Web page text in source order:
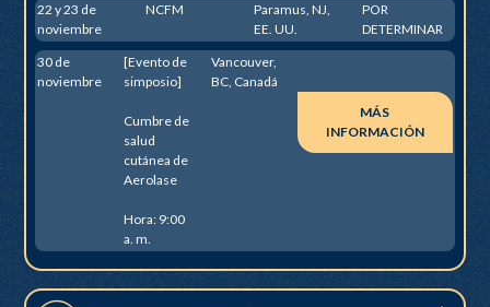
22 y 23 de
noviembre
NCFM
Paramus, NJ,
EE. UU.
POR
DETERMINAR
30 de
noviembre
[Evento de
simposio]
Cumbre de
salud
cutánea de
Aerolase
Hora: 9:00
a. m.
Vancouver,
BC, Canadá
MÁS
INFORMACIÓN